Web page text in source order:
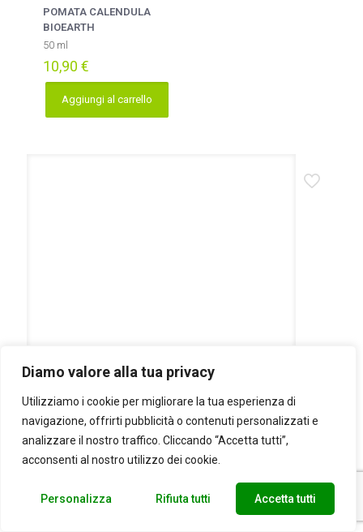
Diamo valore alla tua privacy
Utilizziamo i cookie per migliorare la tua esperienza di
navigazione, offrirti pubblicità o contenuti personalizzati e
analizzare il nostro traffico. Cliccando “Accetta tutti”,
acconsenti al nostro utilizzo dei cookie.
Personalizza Rifiuta tutti Accetta tutti
POMATA CALENDULA
BIOEARTH
50 ml
10,90 €
Aggiungi al carrello
shampoo doccia argan e vitamina C
La Saponaria
10,90 €